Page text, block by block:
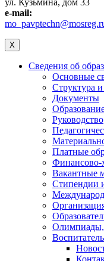
e-mail:
X
Сведения об
Основные
Структура
Документы
Руководство
Платные
Финансово-
Вакантные
Стипендии